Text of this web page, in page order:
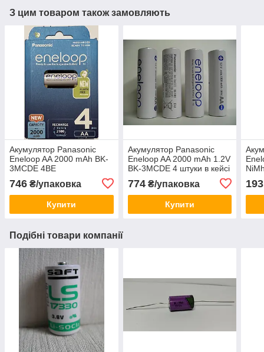
З цим товаром також замовляють
Акумулятор Panasonic
Eneloop AA 2000 mAh BK-
3MCDE 4BE
746 ₴/упаковка
Купити
Акумулятор Panasonic
Eneloop AA 2000 mAh 1.2V
BK-3MCDE 4 штуки в кейсі
774₴/упаковка
Купити
193
Подібні товари компанії